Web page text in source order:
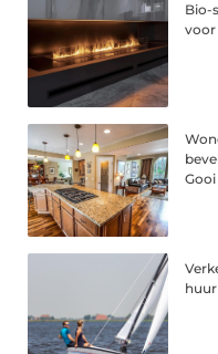
Bio-
Gooi